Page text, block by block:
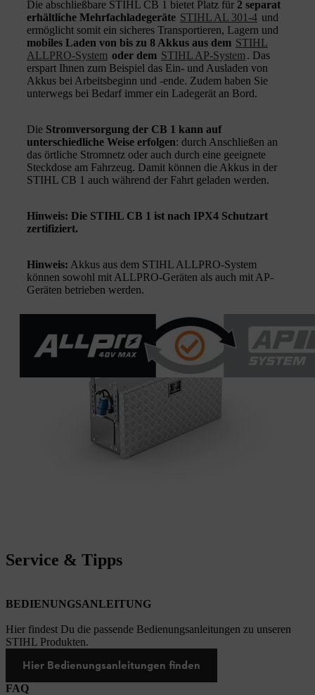
Die abschließbare STIHL CB 1 bietet Platz für 2 separat
erhältliche Mehrfachladegeräte STIHL AL 301-4 und
ermöglicht somit ein sicheres Transportieren, Lagern und
mobiles Laden von bis zu 8 Akkus aus dem STIHL
ALLPRO-System oder dem STIHL AP-System. Das
erspart Ihnen zum Beispiel das Ein- und Ausladen von
Akkus bei Arbeitsbeginn und -ende. Zudem haben Sie
unterwegs bei Bedarf immer ein Ladegerät an Bord.
Die Stromversorgung der CB 1 kann auf
unterschiedliche Weise erfolgen: durch Anschließen an
das örtliche Stromnetz oder auch durch eine geeignete
Steckdose am Fahrzeug. Damit können die Akkus in der
STIHL CB 1 auch während der Fahrt geladen werden.
Hinweis: Die STIHL CB 1 ist nach IPX4 Schutzart
zertifiziert.
Hinweis: Akkus aus dem STIHL ALLPRO-System
können sowohl mit ALLPRO-Geräten als auch mit AP-
Geräten betrieben werden.
Service & Tipps
BEDIENUNGSANLEITUNG
Hier findest Du die passende Bedienungsanleitungen zu unseren
STIHL Produkten.
Hier Bedienungsanleitungen finden
FAQ